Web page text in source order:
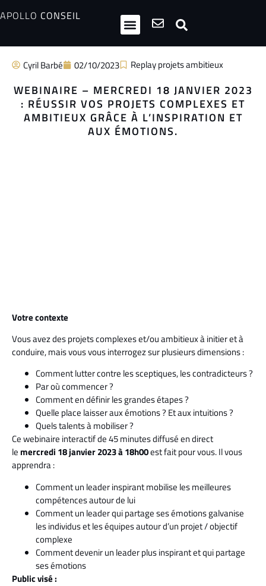
APOLLO CONSEIL
Cyril Barbé 02/10/2023 Replay projets ambitieux
WEBINAIRE – MERCREDI 18 JANVIER 2023
: RÉUSSIR VOS PROJETS COMPLEXES ET
AMBITIEUX GRÂCE À L’INSPIRATION ET
AUX ÉMOTIONS.
Votre contexte
Vous avez des projets complexes et/ou ambitieux à initier et à
conduire, mais vous vous interrogez sur plusieurs dimensions :
Comment lutter contre les sceptiques, les contradicteurs ?
Par où commencer ?
Comment en définir les grandes étapes ?
Quelle place laisser aux émotions ? Et aux intuitions ?
Quels talents à mobiliser ?
Ce webinaire interactif de 45 minutes diffusé en direct
le mercredi 18 janvier 2023 à 18h00est fait pour vous. Il vous
apprendra :
Comment un leader inspirant mobilise les meilleures
compétences autour de lui
Comment un leader qui partage ses émotions galvanise
les individus et les équipes autour d’un projet / objectif
complexe
Comment devenir un leader plus inspirant et qui partage
ses émotions
Public visé :